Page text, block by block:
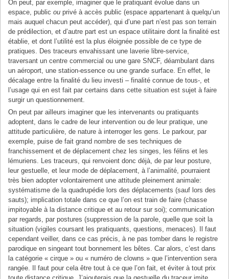
On peut, par exemple, imaginer que le pratiquant évolue dans un
espace, publicou privé à accès public (espace appartenant à quelqu’un
mais auquel chacun peut accéder), qui d’une part n’est pas son terrain
de prédilection, et d’autre part est un espace utilitaire dont la finalité est
établie, et dont l’utilité est la plus éloignée possible de ce type de
pratiques. Des traceurs envahissant une laverie libre-service,
traversant un centre commercial ou une gare SNCF, déambulant dans
un aéroport, une station-essence ou une grande surface. En effet, le
décalage entre la finalité du lieu investi – finalité connue de tous-, et
l’usage qui en est fait par certains dans cette situation est sujet à faire
surgir un questionnement.
On peut par ailleurs imaginer que les intervenants ou pratiquants
adoptent, dans le cadre de leur intervention ou de leur pratique, une
attitude particulière, de nature à interroger les gens. Le parkour, par
exemple, puise de fait grand nombre de ses techniques de
franchissement et de déplacement chez les singes, les félins et les
lémuriens. Les traceurs, qui renvoient donc déjà, de par leur posture,
leur gestuelle, et leur mode de déplacement, à l’animalité, pourraient
très bien adopter volontairement une attitude pleinement animale:
systématisme de la quadrupédie lors des déplacements (sauf lors des
sauts); implication totale dans ce que l’on est train de faire (chasse
impitoyable à la distance critique et au retour sur soi); communication
par regards, par postures (suppression de la parole, quelle que soit la
situation (vigiles coursant les pratiquants, questions, menaces). Il faut
cependant veiller, dans ce cas précis, à ne pas tomber dans le registre
parodique en singeant tout bonnement les bêtes. Car alors, c’est dans
la catégorie « cirque » ou « numéro de clowns » que l’intervention sera
rangée. Il faut pour cela être tout à ce que l’on fait, et éviter à tout prix